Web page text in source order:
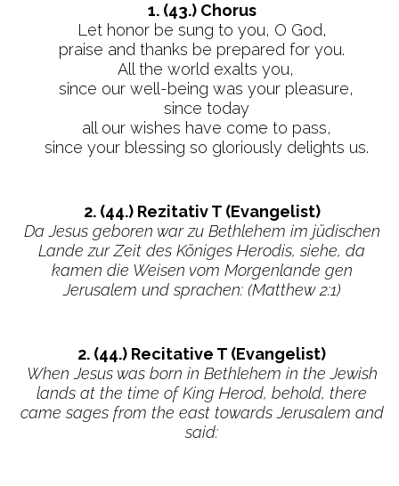
1. (43.) Chorus
Let honor be sung to you, O God,
praise and thanks be prepared for you.
All the world exalts you,
since our well-being was your pleasure,
since today
all our wishes have come to pass,
since your blessing so gloriously delights us.
2. (44.) Rezitativ T (Evangelist)
Da Jesus geboren war zu Bethlehem im jüdischen
Lande zur Zeit des Königes Herodis, siehe, da
kamen die Weisen vom Morgenlande gen
Jerusalem und sprachen: (Matthew 2:1)
2. (44.) Recitative T (Evangelist)
When Jesus was born in Bethlehem in the Jewish
lands at the time of King Herod, behold, there
came sages from the east towards Jerusalem and
said: